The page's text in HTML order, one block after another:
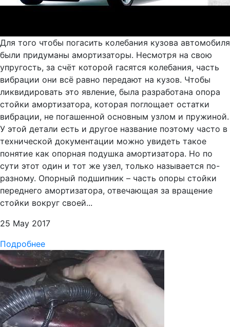
Для того чтобы погасить колебания кузова автомобиля
были придуманы амортизаторы. Несмотря на свою
упругость, за счёт которой гасятся колебания, часть
вибрации они всё равно передают на кузов. Чтобы
ликвидировать это явление, была разработана опора
стойки амортизатора, которая поглощает остатки
вибрации, не погашенной основным узлом и пружиной.
У этой детали есть и другое название поэтому часто в
технической документации можно увидеть такое
понятие как опорная подушка амортизатора. Но по
сути этот один и тот же узел, только называется по-
разному. Опорный подшипник – часть опоры стойки
переднего амортизатора, отвечающая за вращение
стойки вокруг своей...
25 May 2017
Подробнее